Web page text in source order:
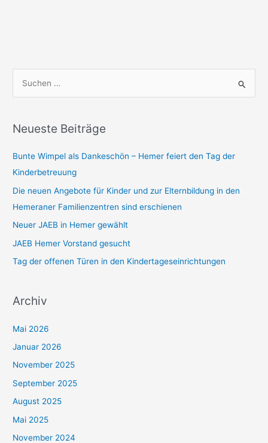
h
n
n
a
c
h
Neueste Beiträge
Bunte Wimpel als Dankeschön – Hemer feiert den Tag der
Kinderbetreuung
Die neuen Angebote für Kinder und zur Elternbildung in den
Hemeraner Familienzentren sind erschienen
Neuer JAEB in Hemer gewählt
JAEB Hemer Vorstand gesucht
Tag der offenen Türen in den Kindertageseinrichtungen
Archiv
Mai 2026
Januar 2026
November 2025
September 2025
August 2025
Mai 2025
November 2024